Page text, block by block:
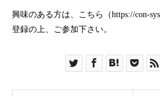
興味のある方は、こちら（https://con-
登録の上、ご参加下さい。